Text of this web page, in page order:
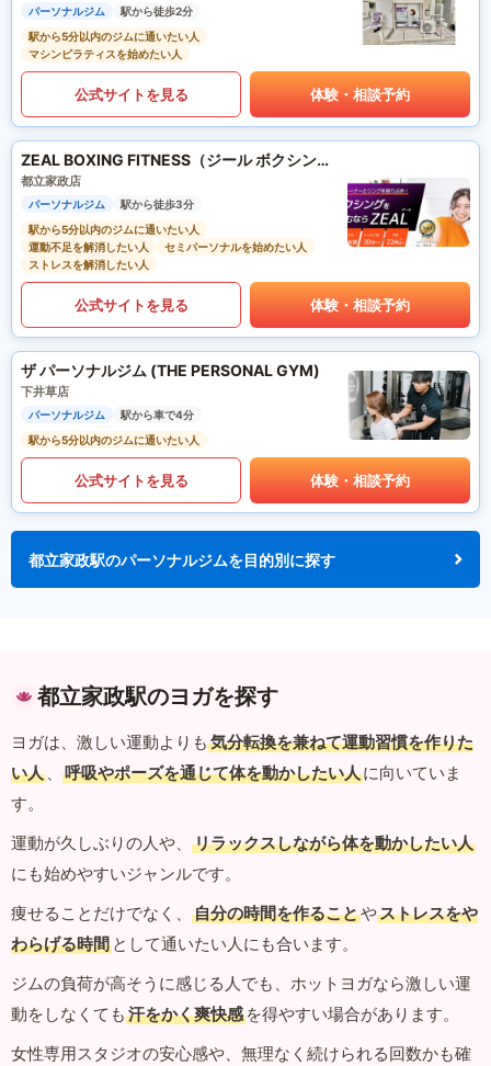
パーソナルジム
駅から徒歩2分
駅から5分以内のジムに通いたい人
マシンピラティスを始めたい人
公式サイトを見る 体験・相談予約
ZEAL BOXING FITNESS（ジール ボクシング フィットネス）
都立家政店
パーソナルジム
駅から徒歩3分
駅から5分以内のジムに通いたい人
運動不足を解消したい人
セミパーソナルを始めたい人
ストレスを解消したい人
公式サイトを見る 体験・相談予約
ザ パーソナルジム (THE PERSONAL GYM)
下井草店
パーソナルジム
駅から車で4分
駅から5分以内のジムに通いたい人
公式サイトを見る 体験・相談予約
都立家政駅のパーソナルジムを目的別に探す
都立家政駅のヨガを探す
ヨガは、激しい運動よりも 気分転換を兼ねて運動習慣を作りた
い人 、 呼吸やポーズを通じて体を動かしたい人に向いていま
す。
運動が久しぶりの人や、
リラックスしながら体を動かしたい人
にも始めやすいジャンルです。
痩せることだけでなく、
自分の時間を作ることやストレスをや
わらげる時間 として通いたい人にも合います。
ジムの負荷が高そうに感じる人でも、ホットヨガなら激しい運
動をしなくても 汗をかく爽快感 を得やすい場合があります。
女性専用スタジオの安心感や、無理なく続けられる回数かも確